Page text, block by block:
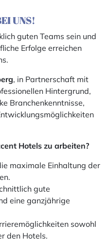
UNS!
guten Teams sein und
Erfolge erreichen
, in Partnerschaft mit
Hintergrund,
Branchenkenntnisse,
Hotels zu arbeiten?
maximale Einhaltung der
gute
eine ganzjährige
sowohl
den Hotels.